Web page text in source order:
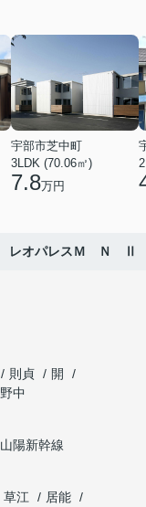
宇部市芝中町
3LDK (70.06㎡)
7.8万円
レオパレスＭ Ｎ Ⅱ
則貞
開
野中
山陽新幹線
草江
居能